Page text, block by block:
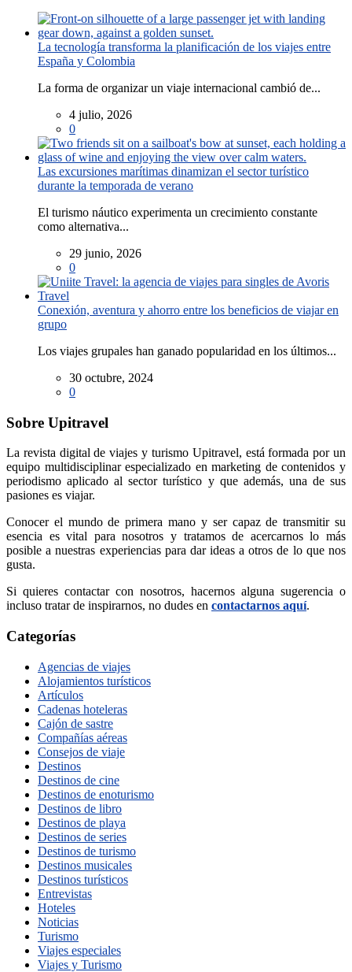
La tecnología transforma la planificación de los viajes entre
España y Colombia
La forma de organizar un viaje internacional cambió de...
4 julio, 2026
0
Las excursiones marítimas dinamizan el sector turístico
durante la temporada de verano
El turismo náutico experimenta un crecimiento constante
como alternativa...
29 junio, 2026
0
Conexión, aventura y ahorro entre los beneficios de viajar en
grupo
Los viajes grupales han ganado popularidad en los últimos...
30 octubre, 2024
0
Sobre Upitravel
La revista digital de viajes y turismo Upitravel, está formada por un
equipo multidisciplinar especializado en marketing de contenidos y
periodismo aplicado al sector turístico y que además, una de sus
pasiones es viajar.
Conocer el mundo de primera mano y ser capaz de transmitir su
esencia es vital para nosotros y tratamos de acercarnos lo más
posible a nuestras experiencias para dar ideas a otros de lo que nos
gusta.
Si quieres contactar con nosotros, hacernos alguna sugerencia o
incluso tratar de inspirarnos, no dudes en contactarnos aquí.
Categorías
Agencias de viajes
Alojamientos turísticos
Artículos
Cadenas hoteleras
Cajón de sastre
Compañías aéreas
Consejos de viaje
Destinos
Destinos de cine
Destinos de enoturismo
Destinos de libro
Destinos de playa
Destinos de series
Destinos de turismo
Destinos musicales
Destinos turísticos
Entrevistas
Hoteles
Noticias
Turismo
Viajes especiales
Viajes y Turismo